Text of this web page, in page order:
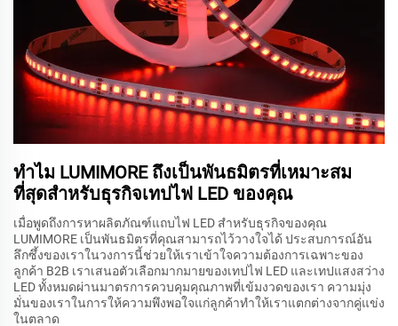
ทำไม LUMIMORE ถึงเป็นพันธมิตรที่เหมาะสม
ที่สุดสำหรับธุรกิจเทปไฟ LED ของคุณ
เมื่อพูดถึงการหาผลิตภัณฑ์แถบไฟ LED สำหรับธุรกิจของคุณ
LUMIMORE เป็นพันธมิตรที่คุณสามารถไว้วางใจได้ ประสบการณ์อัน
ลึกซึ้งของเราในวงการนี้ช่วยให้เราเข้าใจความต้องการเฉพาะของ
ลูกค้า B2B เราเสนอตัวเลือกมากมายของเทปไฟ LED และเทปแสงสว่าง
LED ทั้งหมดผ่านมาตรการควบคุมคุณภาพที่เข้มงวดของเรา ความมุ่ง
มั่นของเราในการให้ความพึงพอใจแก่ลูกค้าทำให้เราแตกต่างจากคู่แข่ง
ในตลาด